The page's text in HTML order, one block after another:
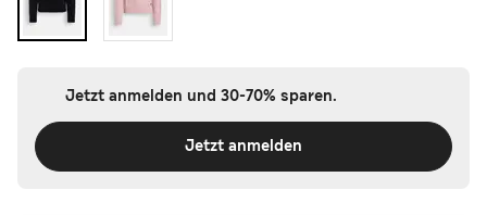
Jetzt anmelden und 30-70% sparen.
Jetzt anmelden